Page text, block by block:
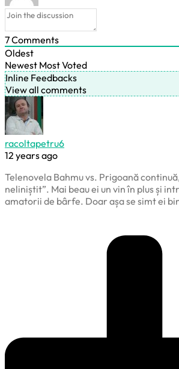
7Comments
Oldest
Newest Most Voted
Inline Feedbacks
View all comments
racoltapetru6
12 years ago
Telenovela Bahmu vs. Prigoană
neliniștit”. Mai beau ei un vin în plus și
amatorii de bârfe. Doar așa se simt ei